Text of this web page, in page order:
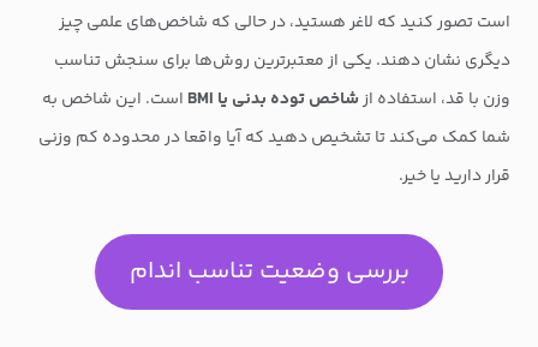
است تصور کنید که لاغر هستید، در حالی‌ که شاخص‌های علمی چیز
دیگری نشان دهند. یکی از معتبرترین روش‌ها برای سنجش تناسب
وزن با قد، استفاده ازشاخص توده بدنی یا BMI
است. این شاخص به
شما کمک می‌کند تا تشخیص دهید که آیا واقعا در محدوده کم‌ وزنی
قرار دارید یا خیر.
بررسی وضعیت تناسب اندام